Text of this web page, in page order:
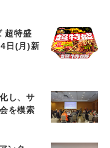
超特盛
日(月)新
し、サ
を模索